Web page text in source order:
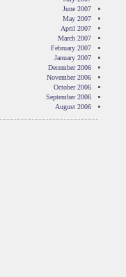
June 2007
May 2007
April 2007
March 2007
February 2007
January 2007
December 2006
November 2006
October 2006
September 2006
August 2006